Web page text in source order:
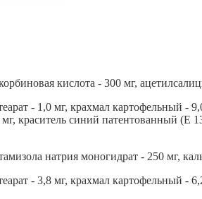
кислота - 300 мг,
- 1,0 мг, крахмал картофельный -
краситель синий патентованный (Е
натрия моногидрат - 250 мг,
- 3,8 мг, крахмал картофельный -